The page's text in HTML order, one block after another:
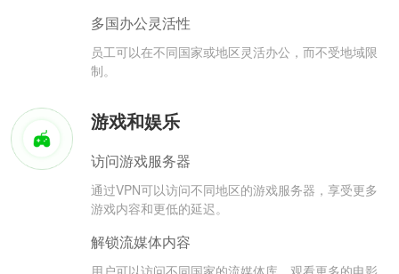
多国办公灵活性
员工可以在不同国家或地区灵活办公，而不受地域限
制。
游戏和娱乐
访问游戏服务器
通过VPN可以访问不同地区的游戏服务器，享受更多
游戏内容和更低的延迟。
解锁流媒体内容